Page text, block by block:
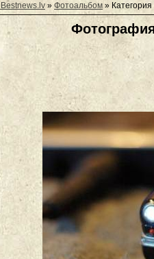
Bestnews.lv» Фотоальбом » Категория